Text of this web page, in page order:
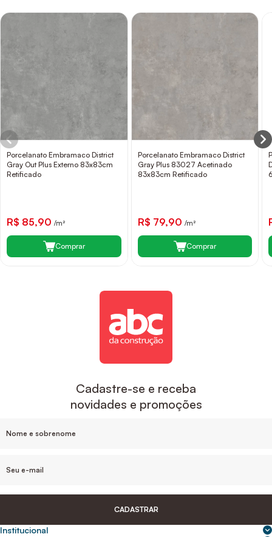
Porcelanato Embramaco District
Gray Out Plus Externo 83x83cm
Retificado
R$ 85,90 /m²
Comprar
Porcelanato Embramaco District
Gray Plus 83027 Acetinado
83x83cm Retificado
R$ 79,90 /m²
Comprar
Cadastre-se e receba
novidades e promoções
CADASTRAR
Institucional